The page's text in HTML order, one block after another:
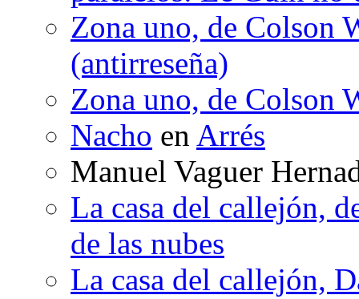
Zona uno, de Colson
(antirreseña)
Zona uno, de Colson
Nacho en Arrés
Manuel Vaguer
La casa del callejón,
de las nubes
La casa del callejón,